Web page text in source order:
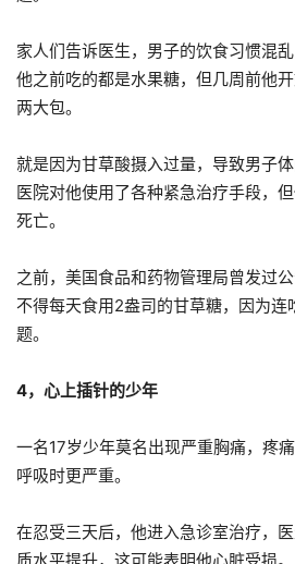
家人们告诉医生，男子的饮食习惯混
他之前吃的都是水果糖，但几周前他
两大包。
就是因为甘草酸摄入过量，导致男子
医院对他使用了各种紧急治疗手段，
死亡。
之前，美国食品和药物管理局曾发过
不得每天食用2盎司的甘草糖，因为连
题。
4，心上插针的少年
一名17岁少年莫名出现严重胸痛，疼
呼吸时更严重。
在忍受三天后，他进入急诊室治疗，